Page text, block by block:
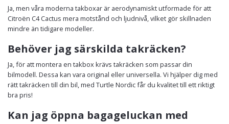
Ja, men våra moderna takboxar är aerodynamiskt utformade för att
Citroën C4 Cactus mera motstånd och ljudnivå, vilket gör skillnaden
mindre än tidigare modeller.
Behöver jag särskilda takräcken?
Ja, för att montera en takbox krävs takräcken som passar din
bilmodell. Dessa kan vara original eller universella. Vi hjälper dig med
rätt takräcken till din bil, med Turtle Nordic får du kvalitet till ett riktigt
bra pris!
Kan jag öppna bagageluckan med